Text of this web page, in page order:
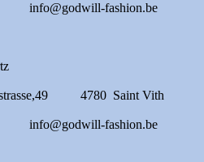
fashion.be
4780 Saint Vith
fashion.be